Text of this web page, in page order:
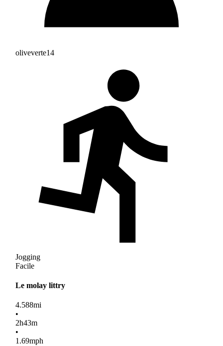
oliveverte14
Jogging
Facile
Le molay littry
4.588mi
•
2h43m
•
1.69mph